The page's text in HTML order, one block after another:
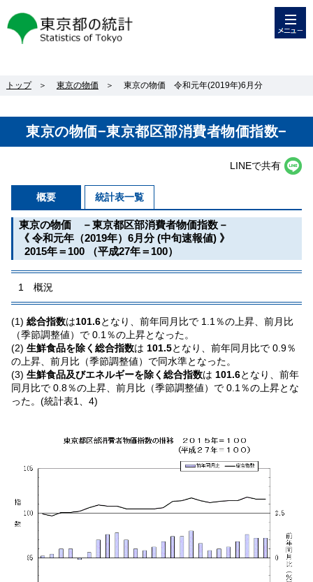
東京都の統計
トップ ＞ 東京の物価 ＞ 東京の物価 令和元年(2019年)6月分
東京の物価−東京都区部消費者物価指数−
LINEで共有
概要 統計表一覧
東京の物価 －東京都区部消費者物価指数－
《 令和元年（2019年）6月分 (中旬速報値) 》
2015年＝100 （平成27年＝100）
1 概況
(1) 総合指数は101.6となり、前年同月比で 1.1％の上昇、前月比
（季節調整値）で 0.1％の上昇となった。
(2) 生鮮食品を除く総合指数は 101.5となり、前年同月比で 0.9％
の上昇、前月比（季節調整値）で同水準となった。
(3) 生鮮食品及びエネルギーを除く総合指数は 101.6となり、前年
同月比で 0.8％の上昇、前月比（季節調整値）で 0.1％の上昇とな
った。(統計表1、4)